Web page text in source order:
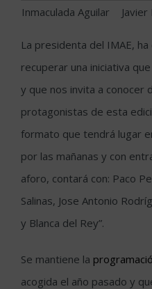
Inmaculada Aguilar
La presidenta del IMAE,
recuperar una iniciativa
y que nos invita a conocer
protagonistas de esta
formato que tendrá lugar
por las mañanas y con
aforo, contará con: Paco
Salinas, Jose Antonio
y Blanca del Rey”.
Se mantiene la
acogida el año pasado y